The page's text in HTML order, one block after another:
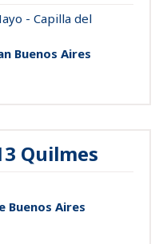
- Capilla del
Buenos Aires
Quilmes
Buenos Aires